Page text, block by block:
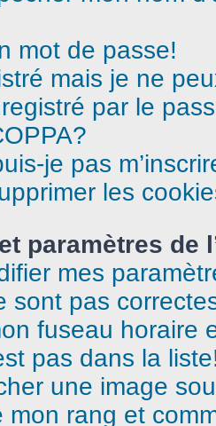
mot de passe!
mais je ne
par le
je pas
les
paramètres de
mes
sont pas
fuseau horaire
pas dans la
une image
mon rang et